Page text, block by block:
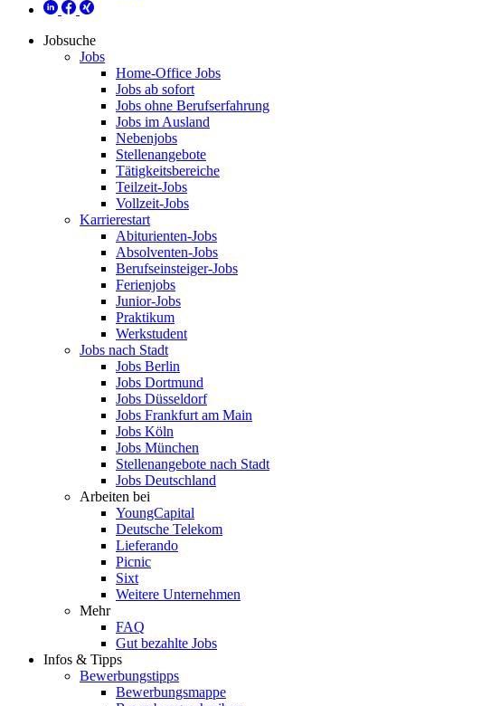
Jobsuche
Jobs
Home-Office Jobs
Jobs ab sofort
Jobs ohne Berufserfahrung
Jobs im Ausland
Nebenjobs
Stellenangebote
Tätigkeitsbereiche
Teilzeit-Jobs
Vollzeit-Jobs
Karrierestart
Abiturienten-Jobs
Absolventen-Jobs
Berufseinsteiger-Jobs
Ferienjobs
Junior-Jobs
Praktikum
Werkstudent
Jobs nach Stadt
Jobs Berlin
Jobs Dortmund
Jobs Düsseldorf
Jobs Frankfurt am Main
Jobs Köln
Jobs München
Stellenangebote nach Stadt
Jobs Deutschland
Arbeiten bei
YoungCapital
Deutsche Telekom
Lieferando
Picnic
Sixt
Weitere Unternehmen
Mehr
FAQ
Gut bezahlte Jobs
Infos & Tipps
Bewerbungstipps
Bewerbungsmappe